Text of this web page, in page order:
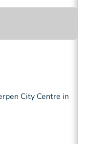
City Centre in